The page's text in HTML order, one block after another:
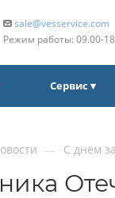
sale@vesservice.com
Режим работы:
Сервис ▾
— С днём